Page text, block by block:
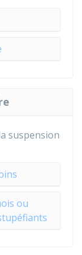
suspension
ou